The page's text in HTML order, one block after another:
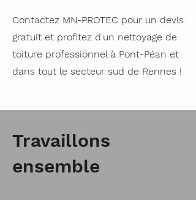
Contactez MN-PROTEC pour un devis
gratuit et profitez d'un nettoyage de
toiture professionnel à Pont-Péan et
dans tout le secteur sud de Rennes !
Travaillons
ensemble